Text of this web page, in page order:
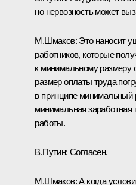
но нервозность может
М.Шмаков: Это наносит
работников, которые
к минимальному размеру
размер оплаты труда
в принципе минимальный
минимальная
работы.
В.Путин: Согласен.
М.Шмаков:А когда